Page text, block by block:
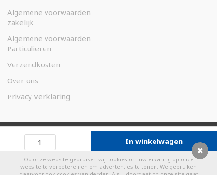
0
In winkelwagen
Algemene voorwaarden
zakelijk
Algemene voorwaarden
Particulieren
Verzendkosten
Over ons
Privacy Verklaring
2026 Weco Magneten.nl -
Designed by
Op onze website gebruiken wij cookies om uw ervaring op onze
website te verbeteren en om advertenties te tonen. We gebruiken